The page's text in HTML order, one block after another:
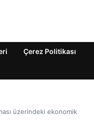
Çerez Politikası
üzerindeki ekonomik